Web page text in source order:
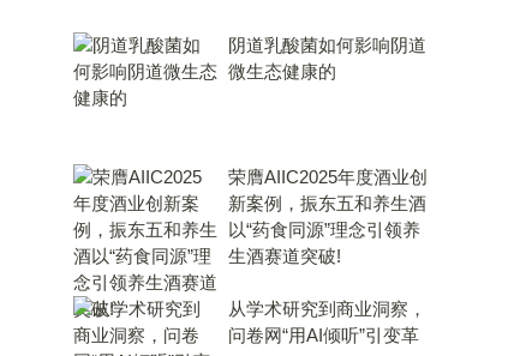
​阴道乳酸菌如何影响阴道
微生态健康的
荣膺AIIC2025年度酒业创
新案例，振东五和养生酒
以“药食同源”理念引领养
生酒赛道突破!
从学术研究到商业洞察，
问卷网“用AI倾听”引变革